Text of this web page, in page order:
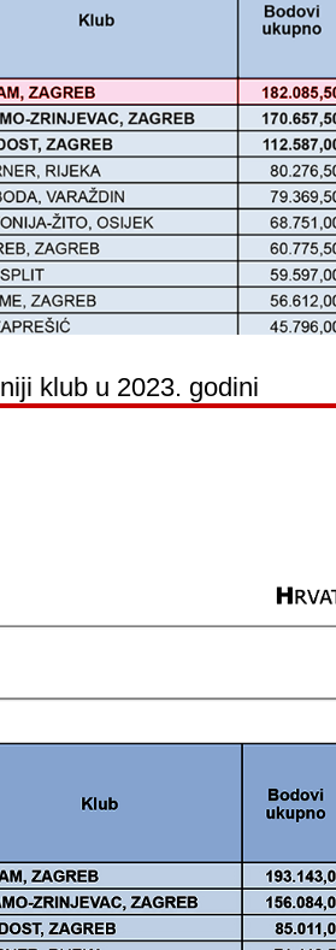
klub u 2023. godini